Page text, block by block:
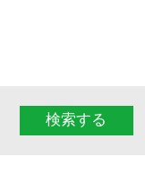
検索する